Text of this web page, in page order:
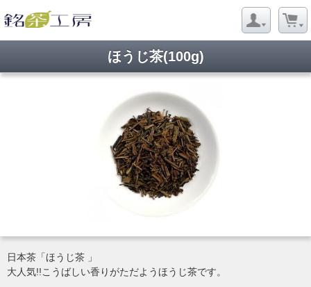
ほうじ茶(100g)
日本茶「ほうじ茶 」
大人気!!こうばしい香りがただようほうじ茶です。